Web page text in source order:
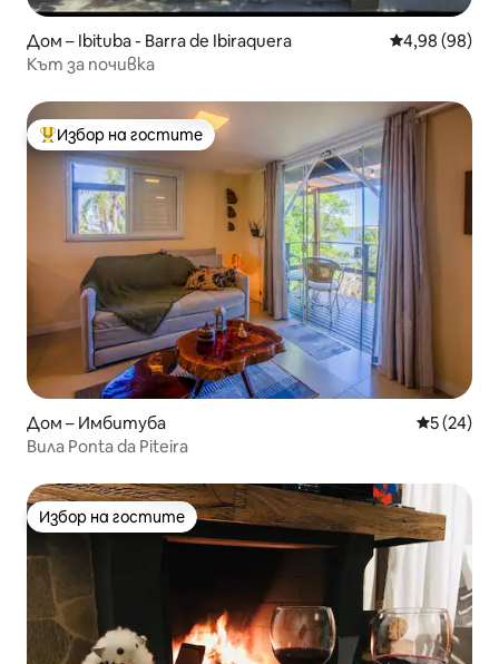
Дом – Ibituba - Barra de Ibiraquera Средна
4,98 (98)
Кът за почивка
Най-популярен избор на гостите
Избор на гостите
Дом – Имбитуба Средна
5 (24)
Вила Ponta da Piteira
Избор на гостите
Избор на гостите